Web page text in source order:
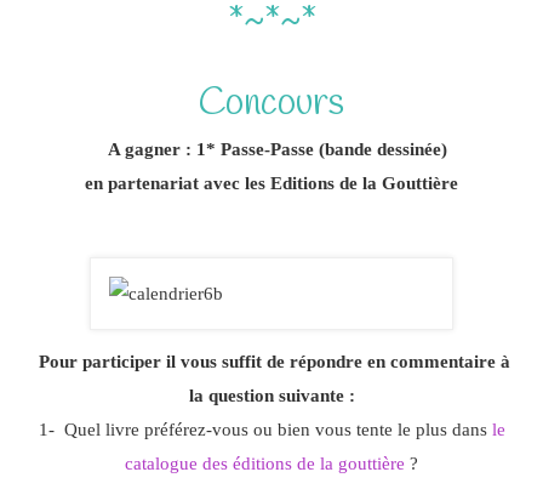
*~*~*
Concours
A gagner : 1* Passe-Passe (bande dessinée)
en partenariat avec les Editions de la Gouttière
Pour participer il vous suffit de répondre en commentaire à
la question suivante :
1- Quel livre préférez-vous ou bien vous tente le plus dansle
catalogue des éditions de la gouttière ?